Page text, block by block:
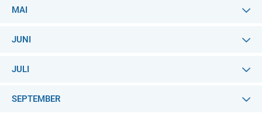
MAI
JUNI
JULI
SEPTEMBER